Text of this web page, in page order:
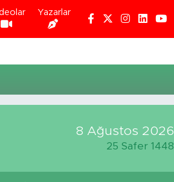
Yazarlar
8 Ağustos 2026
25 Safer 1448